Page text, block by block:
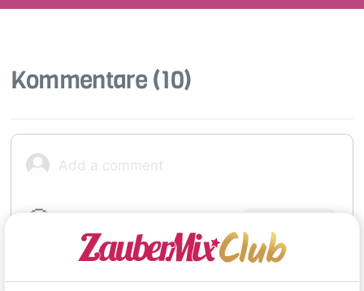
Kommentare (10)
🙂